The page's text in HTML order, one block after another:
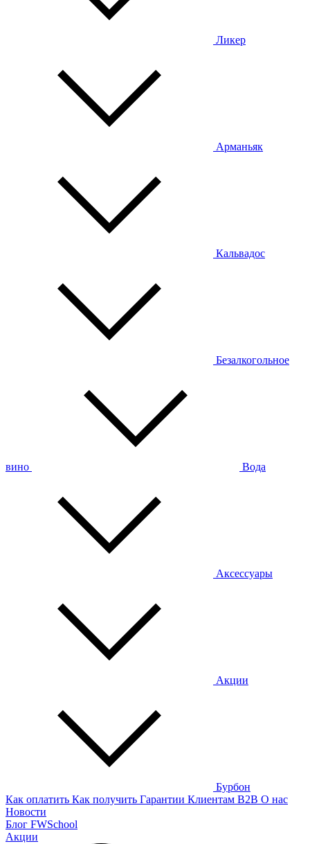
Ликер
Арманьяк
Кальвадос
Безалкогольное
вино Вода
Аксессуары
Акции
Бурбон
Как оплатить Как получить Гарантии Клиентам B2B О нас
Новости
Блог FWSchool
Акции